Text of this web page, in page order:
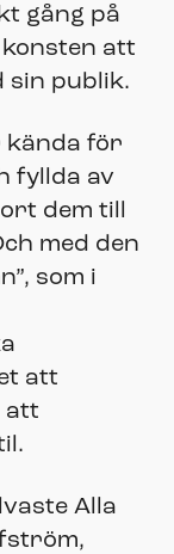
gång på
att
sin publik.
kända för
fyllda av
dem till
med den
som i
att
att
Alla